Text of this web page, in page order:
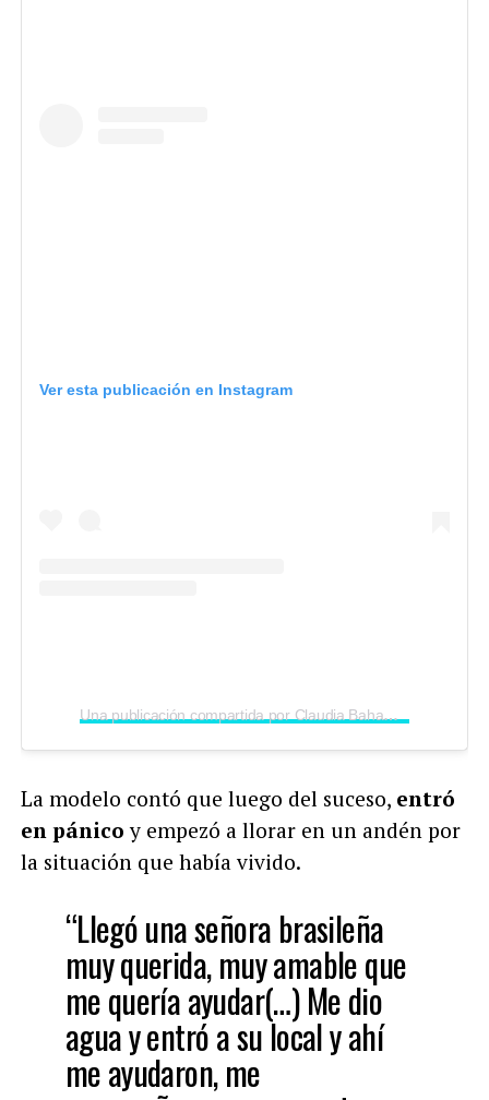
Ver esta publicación en Instagram
Una publicación compartida por Claudia Bahamon (@claudiabahamon)
La modelo contó que luego del suceso, entró
en pánico y empezó a llorar en un andén por
la situación que había vivido.
“Llegó una señora brasileña
muy querida, muy amable que
me quería ayudar(…) Me dio
agua y entró a su local y ahí
me ayudaron, me